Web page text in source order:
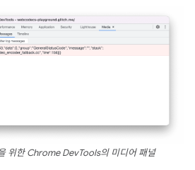
위한 Chrome DevTools의 미디어 패널